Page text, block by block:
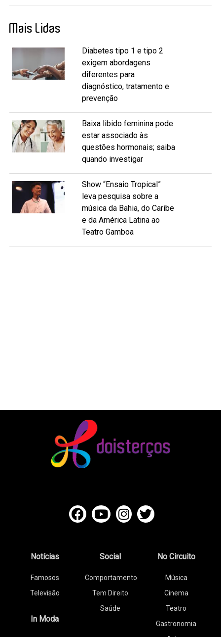
Mais Lidas
Diabetes tipo 1 e tipo 2
exigem abordagens
diferentes para
diagnóstico, tratamento e
prevenção
Baixa libido feminina pode
estar associado às
questões hormonais; saiba
quando investigar
Show “Ensaio Tropical”
leva pesquisa sobre a
música da Bahia, do Caribe
e da América Latina ao
Teatro Gamboa
Notícias
Famosos
Televisão
In Moda
Social
Comportamento
Tem Direito
Saúde
No Circuito
Música
Cinema
Teatro
Gastronomia